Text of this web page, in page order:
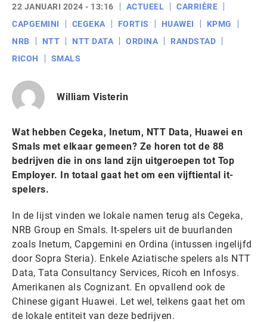
22 JANUARI 2024 - 13:16 ACTUEEL
CARRIÈRE
CAPGEMINI
CEGEKA FORTIS HUAWEI
KPMG
NRB
NTT NTT DATA ORDINA
RANDSTAD
RICOH
SMALS
William Visterin
Wat hebben Cegeka, Inetum, NTT Data, Huawei en
Smals met elkaar gemeen? Ze horen tot de 88
bedrijven die in ons land zijn uitgeroepen tot Top
Employer. In totaal gaat het om een vijftiental it-
spelers.
In de lijst vinden we lokale namen terug als Cegeka,
NRB Group en Smals. It-spelers uit de buurlanden
zoals Inetum, Capgemini en Ordina (intussen ingelijfd
door Sopra Steria). Enkele Aziatische spelers als NTT
Data, Tata Consultancy Services, Ricoh en Infosys.
Amerikanen als Cognizant. En opvallend ook de
Chinese gigant Huawei. Let wel, telkens gaat het om
de lokale entiteit van deze bedrijven.